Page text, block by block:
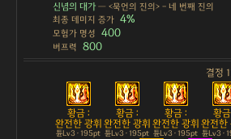
신념의 대가 — <묵언의 진의> - 네 번째 진의
최종 데미지 증가 4%
모험가 명성 400
버프력 800
결정
황금 :
완전한 광휘
튠Lv3 · 195pt
황금 :
완전한 광휘
튠Lv3 · 195pt
황금 :
완전한 광휘
튠Lv3 · 195pt
황
완전한
튠Lv3 ·